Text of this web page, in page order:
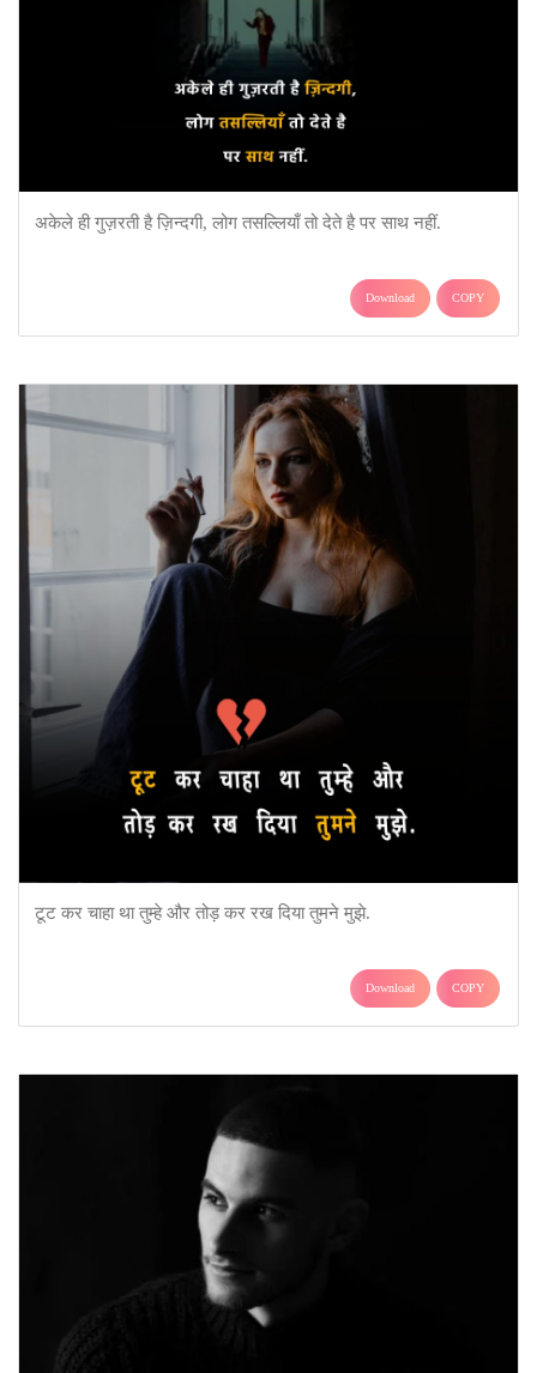
अकेले ही गुज़रती है ज़िन्दगी, लोग तसल्लियाँ तो देते है पर साथ नहीं.
Download COPY
टूट कर चाहा था तुम्हे और तोड़ कर रख दिया तुमने मुझे.
Download COPY